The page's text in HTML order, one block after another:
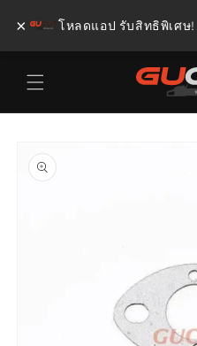
ข้ามไป
ยัง
เนื้อหา
ยังข้อมูล
สินค้า
× โหลดแอป รับสิทธิพิเศษ!